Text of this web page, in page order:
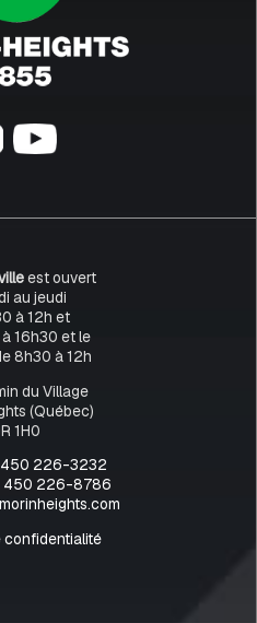
est ouvert
au jeudi
à 12h et
16h30 et le
8h30 à 12h
du Village
(Québec)
1H0
450 226-3232
450 226-8786
confidentialité